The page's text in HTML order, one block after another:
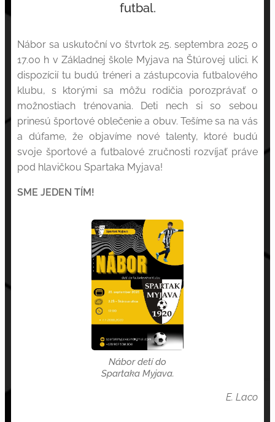
futbal.
Nábor sa uskutoční vo štvrtok 25. septembra 2025 o
17.00 h v Základnej škole Myjava na Štúrovej ulici. K
dispozícií tu budú tréneri a zástupcovia futbalového
klubu, s ktorými sa môžu rodičia porozprávať o
možnostiach trénovania. Deti nech si so sebou
prinesú športové oblečenie a obuv. Tešíme sa na vás
a dúfame, že objavíme nové talenty, ktoré budú
svoje športové a futbalové zručnosti rozvíjať práve
pod hlavičkou Spartaka Myjava!
SME JEDEN TÍM!
Nábor detí do
Spartaka Myjava.
E. Laco